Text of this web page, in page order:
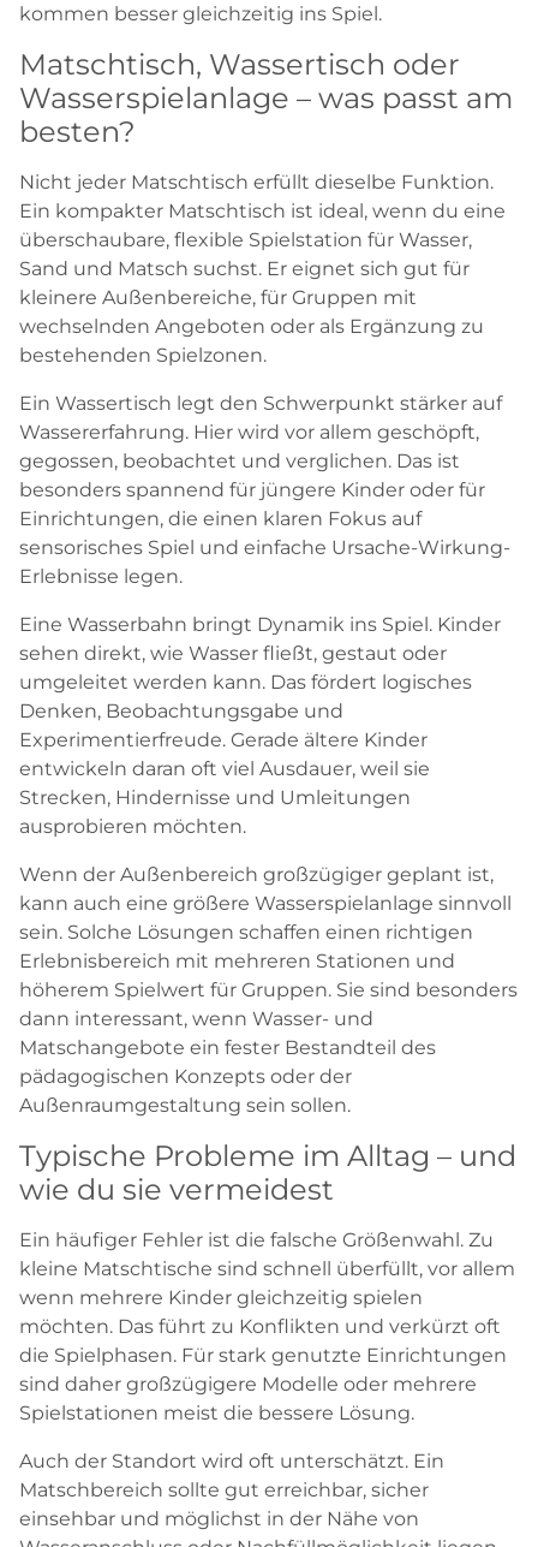
kommen besser gleichzeitig ins Spiel.
Matschtisch, Wassertisch oder
Wasserspielanlage – was passt am
besten?
Nicht jeder Matschtisch erfüllt dieselbe Funktion.
Ein kompakter Matschtisch ist ideal, wenn du eine
überschaubare, flexible Spielstation für Wasser,
Sand und Matsch suchst. Er eignet sich gut für
kleinere Außenbereiche, für Gruppen mit
wechselnden Angeboten oder als Ergänzung zu
bestehenden Spielzonen.
Ein Wassertisch legt den Schwerpunkt stärker auf
Wassererfahrung. Hier wird vor allem geschöpft,
gegossen, beobachtet und verglichen. Das ist
besonders spannend für jüngere Kinder oder für
Einrichtungen, die einen klaren Fokus auf
sensorisches Spiel und einfache Ursache-Wirkung-
Erlebnisse legen.
Eine Wasserbahn bringt Dynamik ins Spiel. Kinder
sehen direkt, wie Wasser fließt, gestaut oder
umgeleitet werden kann. Das fördert logisches
Denken, Beobachtungsgabe und
Experimentierfreude. Gerade ältere Kinder
entwickeln daran oft viel Ausdauer, weil sie
Strecken, Hindernisse und Umleitungen
ausprobieren möchten.
Wenn der Außenbereich großzügiger geplant ist,
kann auch eine größere Wasserspielanlage sinnvoll
sein. Solche Lösungen schaffen einen richtigen
Erlebnisbereich mit mehreren Stationen und
höherem Spielwert für Gruppen. Sie sind besonders
dann interessant, wenn Wasser- und
Matschangebote ein fester Bestandteil des
pädagogischen Konzepts oder der
Außenraumgestaltung sein sollen.
Typische Probleme im Alltag – und
wie du sie vermeidest
Ein häufiger Fehler ist die falsche Größenwahl. Zu
kleine Matschtische sind schnell überfüllt, vor allem
wenn mehrere Kinder gleichzeitig spielen
möchten. Das führt zu Konflikten und verkürzt oft
die Spielphasen. Für stark genutzte Einrichtungen
sind daher großzügigere Modelle oder mehrere
Spielstationen meist die bessere Lösung.
Auch der Standort wird oft unterschätzt. Ein
Matschbereich sollte gut erreichbar, sicher
einsehbar und möglichst in der Nähe von